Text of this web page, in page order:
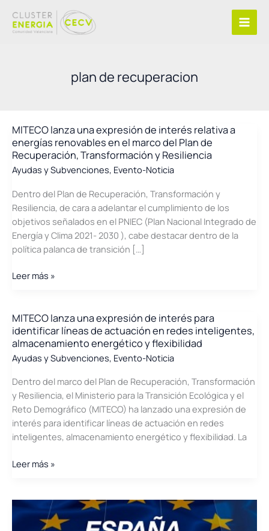
contenido
plan de recuperacion
MITECO lanza una expresión de interés relativa a
energías renovables en el marco del Plan de
Recuperación, Transformación y Resiliencia
Ayudas y Subvenciones, Evento-Noticia
Dentro del Plan de Recuperación, Transformación y
Resiliencia, de cara a adelantar el cumplimiento de los
objetivos señalados en el PNIEC (Plan Nacional Integrado de
Energía y Clima 2021- 2030 ), cabe destacar dentro de la
política palanca de transición […]
MITECO
expresión
de
interés
relativa
energías
renovables
en
el
marco
Plan
Transformación
y
Leer más »
MITECO lanza una expresión de interés para
identificar líneas de actuación en redes inteligentes,
almacenamiento energético y flexibilidad
Ayudas y Subvenciones, Evento-Noticia
Dentro del marco del Plan de Recuperación, Transformación
y Resiliencia, el Ministerio para la Transición Ecológica y el
Reto Demográfico (MITECO) ha lanzado una expresión de
interés para identificar líneas de actuación en redes
inteligentes, almacenamiento energético y flexibilidad. La
MITECO
expresión
de
Leer más »